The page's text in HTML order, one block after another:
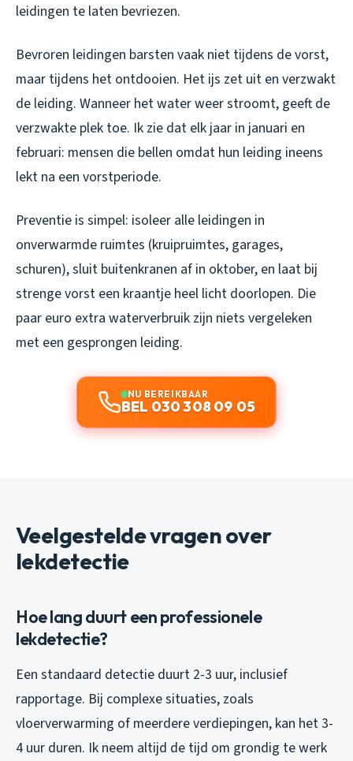
leidingen te laten bevriezen.
Bevroren leidingen barsten vaak niet tijdens de vorst,
maar tijdens het ontdooien. Het ijs zet uit en verzwakt
de leiding. Wanneer het water weer stroomt, geeft de
verzwakte plek toe. Ik zie dat elk jaar in januari en
februari: mensen die bellen omdat hun leiding ineens
lekt na een vorstperiode.
Preventie is simpel: isoleer alle leidingen in
onverwarmde ruimtes (kruipruimtes, garages,
schuren), sluit buitenkranen af in oktober, en laat bij
strenge vorst een kraantje heel licht doorlopen. Die
paar euro extra waterverbruik zijn niets vergeleken
met een gesprongen leiding.
NU BEREIKBAAR
BEL 030 308 09 05
Veelgestelde vragen over
lekdetectie
Hoe lang duurt een professionele
lekdetectie?
Een standaard detectie duurt 2-3 uur, inclusief
rapportage. Bij complexe situaties, zoals
vloerverwarming of meerdere verdiepingen, kan het 3-
4 uur duren. Ik neem altijd de tijd om grondig te werk